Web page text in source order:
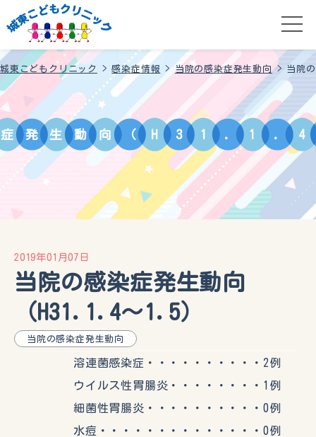
城東こどもクリニック >感染症情報 > 当院の感染症発生動向> 当院
症 発 生 動 向 （ H 3 1 . 1 . 4
2019年01月07日
当院の感染症発生動向
（H31.1.4～1.5）
当院の感染症発生動向
溶連菌感染症・・・・・・・・・・2例
ウイルス性胃腸炎・・・・・・・・1例
細菌性胃腸炎・・・・・・・・・・0例
水痘・・・・・・・・・・・・・・0例